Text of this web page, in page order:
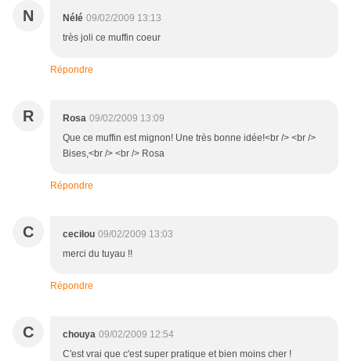
N Nélé 09/02/2009 13:13
très joli ce muffin coeur
Répondre
R Rosa 09/02/2009 13:09
Que ce muffin est mignon! Une très bonne idée!<br /> <br />
Bises,<br /> <br /> Rosa
Répondre
C cecilou 09/02/2009 13:03
merci du tuyau !!
Répondre
C chouya 09/02/2009 12:54
C'est vrai que c'est super pratique et bien moins cher !